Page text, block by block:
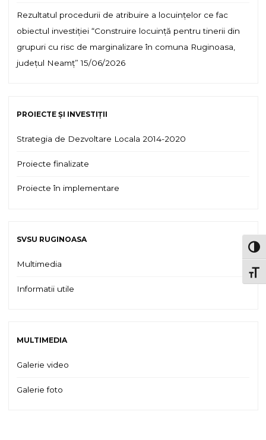
Rezultatul procedurii de atribuire a locuințelor ce fac
obiectul investiției “Construire locuință pentru tinerii din
grupuri cu risc de marginalizare în comuna Ruginoasa,
județul Neamț” 15/06/2026
PROIECTE ȘI INVESTIȚII
Strategia de Dezvoltare Locala 2014-2020
Proiecte finalizate
Proiecte în implementare
SVSU RUGINOASA
Multimedia
Informatii utile
MULTIMEDIA
Galerie video
Galerie foto